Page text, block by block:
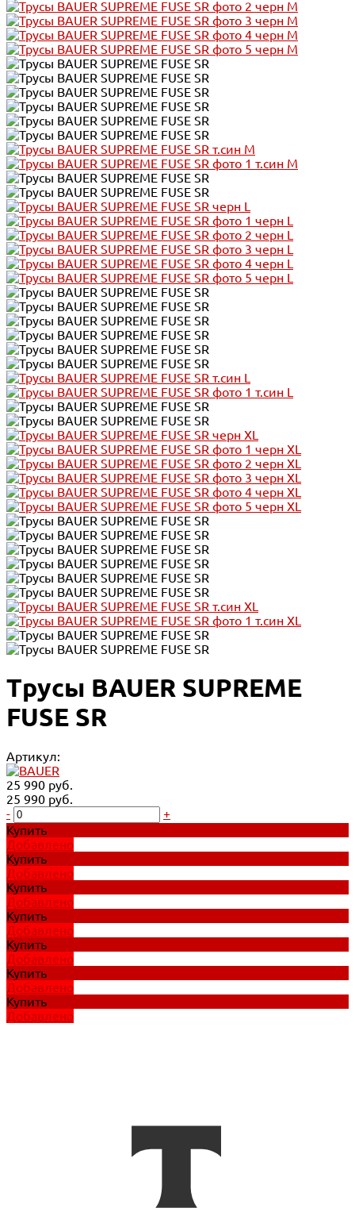
Трусы BAUER SUPREME
FUSE SR
Артикул:
25 990 руб.
25 990 руб.
-
+
Купить
Добавлено
Купить
Добавлено
Купить
Добавлено
Купить
Добавлено
Купить
Добавлено
Купить
Добавлено
Купить
Добавлено